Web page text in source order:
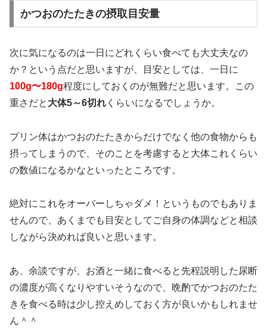
かつおのたたきの摂取目安量
次に気になるのは一日にどれくらい食べても大丈夫なの
か？という点だと思いますが、目安としては、一日に
100g〜180g程度にしておくのが無難だと思います。この
重さだと 大体5～6切れ くらいになるでしょうか。
プリン体はかつおのたたきからだけでなく他の食物からも
摂ってしまうので、そのことを考慮すると大体これくらい
の数値になるかなといったところです。
絶対にこれをオーバーしちゃダメ！というものでもありま
せんので、あくまでも目安としてご自身の体調などと相談
しながら決めれば良いと思います。
あ、余談ですが、お酒と一緒に食べると先程説明した尿断
の濃度が高くなりやすいそうなので、晩酌でかつおのたた
きを食べる時は少し控えめしておく方が良いかもしれませ
ん＾＾